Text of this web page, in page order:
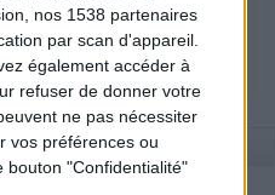
nos 1538 partenaires
par scan d'appareil.
également accéder à
refuser de donner votre
ne pas nécessiter
vos préférences ou
bouton "Confidentialité"